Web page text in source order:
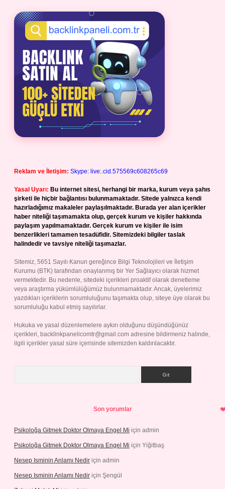
Reklam ve İletişim: Skype: live:.cid.575569c608265c69
Yasal Uyarı: Bu internet sitesi, herhangi bir marka, kurum veya şahıs
şirketi ile hiçbir bağlantısı bulunmamaktadır. Sitede yalnızca kendi
hazırladığımız makaleler paylaşılmaktadır. Burada yer alan içerikler
haber niteliği taşımamakta olup, gerçek kurum ve kişiler hakkında
paylaşım yapılmamaktadır. Gerçek kurum ve kişiler ile isim
benzerlikleri tamamen tesadüfidir. Sitemizdeki bilgiler taslak
halindedir ve tavsiye niteliği taşımazlar.
Sitemiz, 5651 Sayılı Kanun gereğince Bilgi Teknolojileri ve İletişim
Kurumu (BTK) tarafından onaylanmış bir Yer Sağlayıcı olarak hizmet
vermektedir. Bu nedenle, sitedeki içerikleri proaktif olarak denetleme
veya araştırma yükümlülüğümüz bulunmamaktadır. Ancak, üyelerimiz
yazdıkları içeriklerin sorumluluğunu taşımakta olup, siteye üye olarak bu
sorumluluğu kabul etmiş sayılırlar.
Hukuka ve yasal düzenlemelere aykırı olduğunu düşündüğünüz
içerikleri, backlinkpanelicomtr@gmail.com adresine bildirmeniz halinde,
ilgili içerikler yasal süre içerisinde sitemizden kaldırılacaktır.
Son yorumlar
Psikoloğa Gitmek Doktor Olmaya Engel Mi için admin
Psikoloğa Gitmek Doktor Olmaya Engel Mi için Yiğitbaş
Nesep Isminin Anlamı Nedir için admin
Nesep Isminin Anlamı Nedir için Şengül